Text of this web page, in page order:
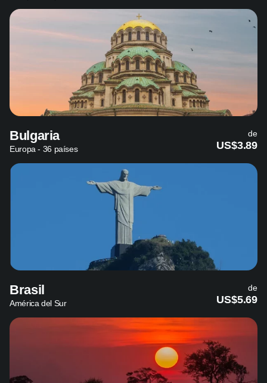
Bulgaria
Europa - 36 países
de
US$3.89
Brasil
América del Sur
de
US$5.69